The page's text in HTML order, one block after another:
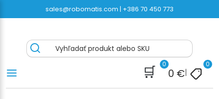
na
sales@robomatis.com | +386 70 450 773
ROBOMATIS®
Battery Strapping Tools and Packing Machines
Delivered Fast and Free
Vyhľadať produkt alebo SKU
🛒 0
0 €|
0